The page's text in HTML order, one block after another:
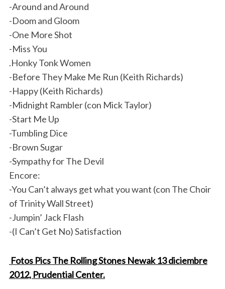
-Around and Around
-Doom and Gloom
-One More Shot
-Miss You
.Honky Tonk Women
-Before They Make Me Run (Keith Richards)
-Happy (Keith Richards)
-Midnight Rambler (con Mick Taylor)
-Start Me Up
-Tumbling Dice
-Brown Sugar
-Sympathy for The Devil
Encore:
-You Can’t always get what you want (con The Choir
of Trinity Wall Street)
-Jumpin’ Jack Flash
-(I Can’t Get No) Satisfaction
Fotos Pics The Rolling Stones Newak 13 diciembre
2012, Prudential Center.